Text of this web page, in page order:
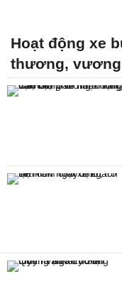
Hoạt động xe
thương,